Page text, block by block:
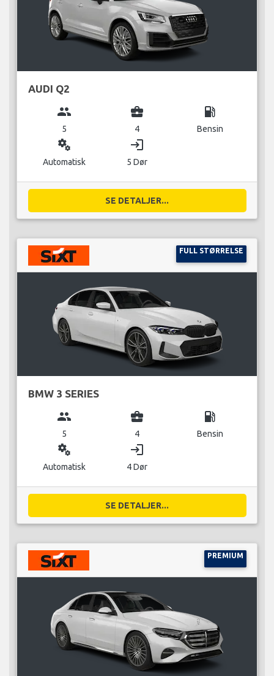
AUDI Q2
group
5
business_center
4
local_gas_station
Bensin
miscellaneous_services
Automatisk
login
5 Dør
SE DETALJER...
FULL STØRRELSE
BMW 3 SERIES
group
5
business_center
4
local_gas_station
Bensin
miscellaneous_services
Automatisk
login
4 Dør
SE DETALJER...
PREMIUM